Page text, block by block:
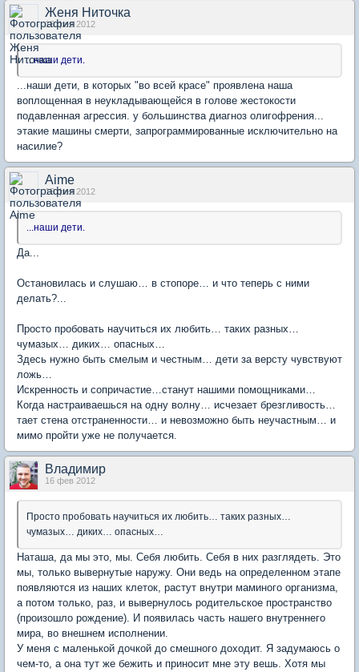
Женя Ниточка
16 фев 2012
...наши дети.
...наши дети, в которых "во всей красе" проявлена наша
воплощенная в неукладывающейся в голове жестокости
подавленная агрессия. у большинства диагноз олигофрения...
этакие машины смерти, запрограммированные исключительно на
насилие?
Aime
16 фев 2012
...наши дети.
Да...
Остановилась и слушаю… в стопоре… и что теперь с ними
делать?...
Просто пробовать научиться их любить… таких разных…
чумазых… диких… опасных…
Здесь нужно быть смелым и честным… дети за версту чувствуют
ложь…
Искренность и сопричастие…станут нашими помощниками…
Когда настраиваешься на одну волну… исчезает брезгливость…
тает стена отстраненности… и невозможно быть неучастным… и
мимо пройти уже не получается.
Владимир
16 фев 2012
Просто пробовать научиться их любить… таких разных…
чумазых… диких… опасных…
Наташа, да мы это, мы. Себя любить. Себя в них разглядеть. Это
мы, только вывернутые наружу. Они ведь на определенном этапе
появляются из наших клеток, растут внутри маминого организма,
а потом только, раз, и вывернулось родительское пространство
(произошло рождение). И появилась часть нашего внутреннего
мира, во внешнем исполнении.
У меня с маленькой дочкой до смешного доходит. Я задумаюсь о
чем-то, а она тут же бежить и приносит мне эту вешь. Хотя мы